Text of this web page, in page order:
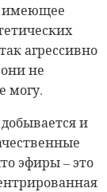
имеющее
агрессивно
не
могу.
и
эфиры – это